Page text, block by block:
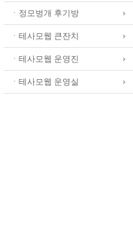
ㆍ정모벙개 후기방
ㆍ테사모웹 큰잔치
ㆍ테사모웹 운영진
ㆍ테사모웹 운영실